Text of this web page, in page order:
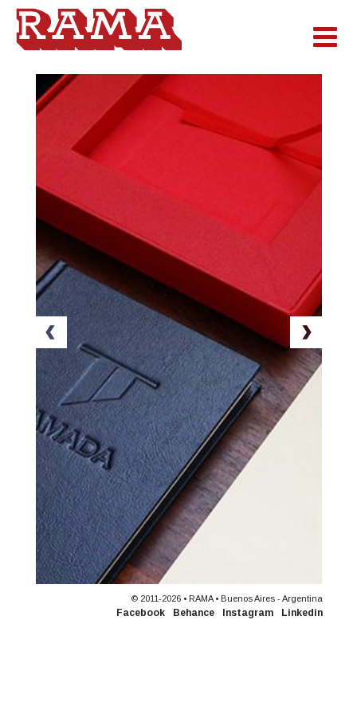
© 2011-2026 • RAMA • Buenos Aires - Argentina
Facebook Behance Instagram Linkedin